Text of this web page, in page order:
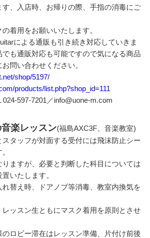
す、入店時、お帰りの際、手指の消毒にご
着用をお願いいたします。
による通販も引き続き対応していきま
も通販対応も可能ですので気になる商品
問い合わせください。
shop/5197/
products/list.php?shop_id=111
597-7201／info@uone-m.com
楽レッスン(福島AXC3F、音楽教室)
スタッフが対面する受付には飛沫防止シー
りますが、必要と判断した科目については
いたします。
れ替え時、ドアノブ等消毒、教室内換気を
レッスン生ともにマスク着用を原則とさせ
のロビー滞在はレッスン準備、片付け前後